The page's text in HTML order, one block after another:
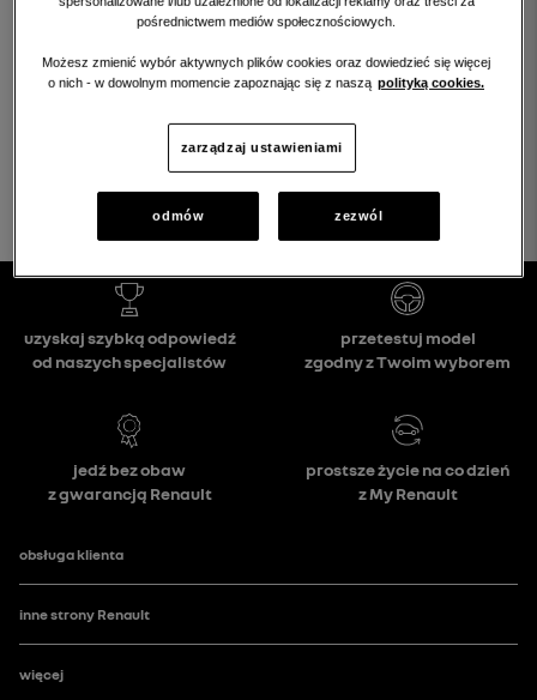
obecnie żadnych ofert w tej kategorii.
Wróć na stronę główną.
wróć na stronę główną
pośrednictwem mediów społecznościowych.
Możesz zmienić wybór aktywnych plików cookies oraz dowiedzieć się więcej
o nich - w dowolnym momencie zapoznając się z naszą polityką cookies.
zarządzaj ustawieniami
odmów zezwól